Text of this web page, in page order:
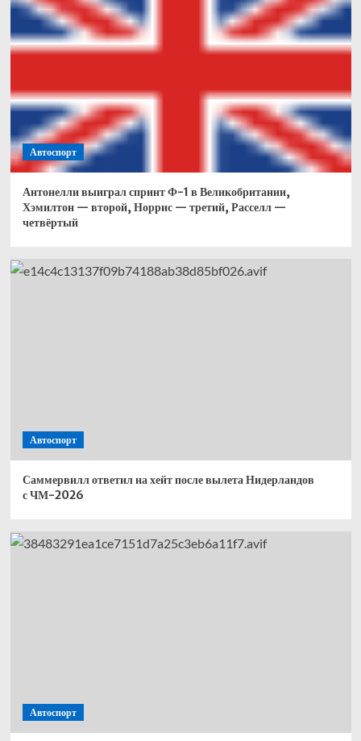
Автоспорт
Антонелли выиграл спринт Ф-1 в Великобритании,
Хэмилтон — второй, Норрис — третий, Расселл —
четвёртый
Автоспорт
Саммервилл ответил на хейт после вылета Нидерландов
с ЧМ-2026
Автоспорт